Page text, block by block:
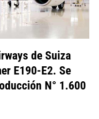
de Suiza
E190-E2. Se
N° 1.600